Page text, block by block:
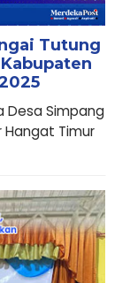
Tutung
Desa Simpang
Timur